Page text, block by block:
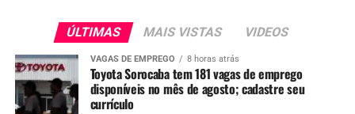
ÚLTIMAS MAIS VISTAS VIDEOS
VAGAS DE EMPREGO 8 horas atrás
Toyota Sorocaba tem 181 vagas de emprego
disponíveis no mês de agosto; cadastre seu
currículo